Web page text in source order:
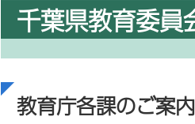
千葉県教育委員
教育庁各課のご案内